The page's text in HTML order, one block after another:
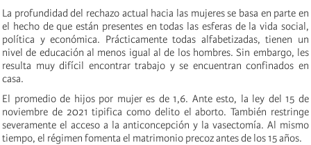
La profundidad del rechazo actual hacia las mujeres se basa en parte en
el hecho de que están presentes en todas las esferas de la vida social,
política y económica. Prácticamente todas alfabetizadas, tienen un
nivel de educación al menos igual al de los hombres. Sin embargo, les
resulta muy difícil encontrar trabajo y se encuentran confinados en
casa.
El promedio de hijos por mujer es de 1,6. Ante esto, la ley del 15 de
noviembre de 2021 tipifica como delito el aborto. También restringe
severamente el acceso a la anticoncepción y la vasectomía. Al mismo
tiempo, el régimen fomenta el matrimonio precoz antes de los 15 años.